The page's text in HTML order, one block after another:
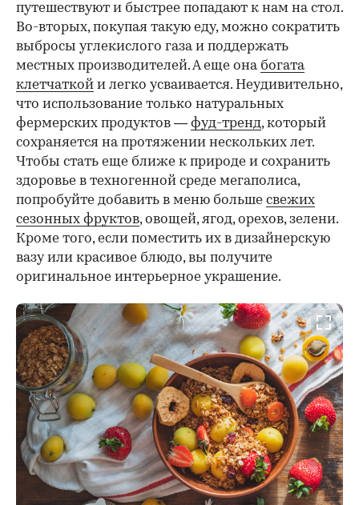
путешествуют и быстрее попадают к нам на стол.
Во-вторых, покупая такую еду, можно сократить
выбросы углекислого газа и поддержать
местных производителей. А еще она богата
клетчаткой и легко усваивается. Неудивительно,
что использование только натуральных
фермерских продуктов — фуд-тренд, который
сохраняется на протяжении нескольких лет.
Чтобы стать еще ближе к природе и сохранить
здоровье в техногенной среде мегаполиса,
попробуйте добавить в меню больше свежих
сезонных фруктов, овощей, ягод, орехов, зелени.
Кроме того, если поместить их в дизайнерскую
вазу или красивое блюдо, вы получите
оригинальное интерьерное украшение.